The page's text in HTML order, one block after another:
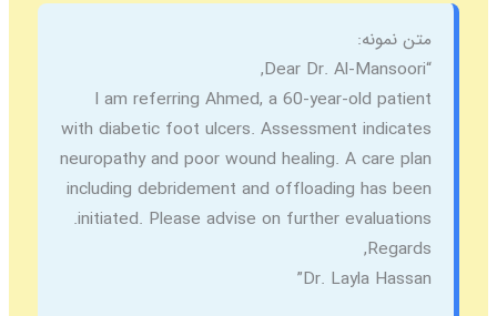
I am referring Ahmed, a 60-year-old
with diabetic foot ulcers. Assessment
neuropathy and poor wound healing. A
including debridement and offloading
initiated. Please advise on further
Dr. Layla